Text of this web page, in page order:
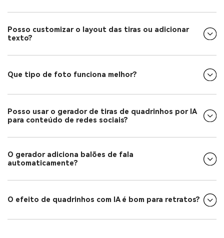
Posso customizar o layout das tiras ou adicionar
texto?
Que tipo de foto funciona melhor?
Posso usar o gerador de tiras de quadrinhos por IA
para conteúdo de redes sociais?
O gerador adiciona balões de fala
automaticamente?
O efeito de quadrinhos com IA é bom para retratos?